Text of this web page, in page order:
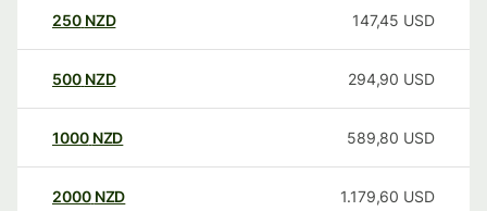
250 NZD 147,45 USD
500 NZD 294,90 USD
1000 NZD 589,80 USD
2000 NZD 1.179,60 USD